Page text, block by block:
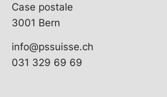
Case postale
3001 Bern
info@pssuisse.ch
031 329 69 69